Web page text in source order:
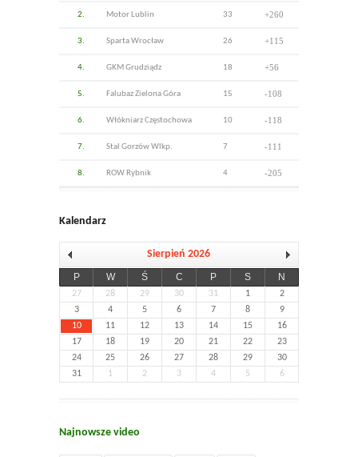
2. Motor Lublin 33 +260
3. Sparta Wrocław 26 +115
4. GKM Grudziądz 18 +56
5. Falubaz Zielona Góra 15 -108
6. Włókniarz Częstochowa 10 -118
7. Stal Gorzów Wlkp. 7 -111
8. ROW Rybnik 4 -205
Kalendarz
Sierpień 2026
P W Ś C P S N
27 28 29 30 31 1
2
3
4 5 6 7 8
9
10
11 12 13 14 15
16
17
18 19 20 21 22
23
24
25 26 27 28 29
30
31
1 2 3 4 5 6
Najnowsze video